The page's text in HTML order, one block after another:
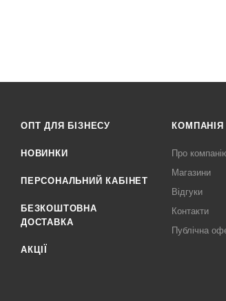
ОПТ ДЛЯ БІЗНЕСУ
НОВИНКИ
ПЕРСОНАЛЬНИЙ КАБІНЕТ
БЕЗКОШТОВНА
ДОСТАВКА
АКЦІЇ
КОМПАНІЯ
Про
Магазини
Відгуки
Контакти
Публічна